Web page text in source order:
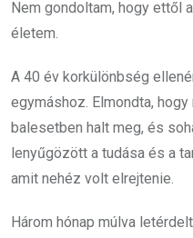
Nem gondoltam, hogy ettől
életem.
A 40 év korkülönbség
egymáshoz. Elmondta,
balesetben halt meg, és
lenyűgözött a tudása és a
amit nehéz volt elrejtenie.
Három hónap múlva